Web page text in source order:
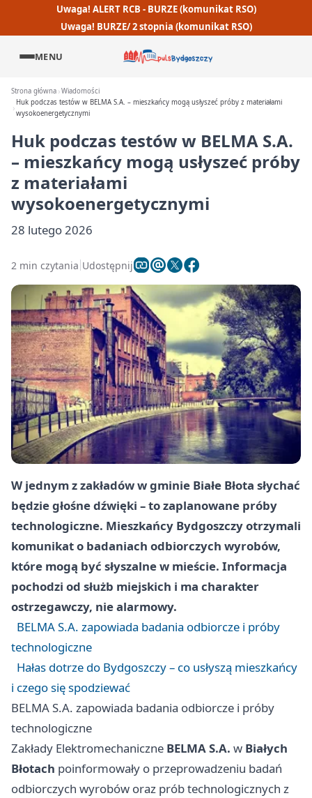
Uwaga! ALERT RCB - BURZE (komunikat RSO)
Uwaga! BURZE/ 2 stopnia (komunikat RSO)
MENU
Strona główna Wiadomości
Huk podczas testów w BELMA S.A. – mieszkańcy mogą usłyszeć próby z materiałami
wysokoenergetycznymi
Huk podczas testów w BELMA S.A.
– mieszkańcy mogą usłyszeć próby
z materiałami
wysokoenergetycznymi
28 lutego 2026
2 min czytania Udostępnij
W jednym z zakładów w gminie Białe Błota słychać
będzie głośne dźwięki – to zaplanowane próby
technologiczne. Mieszkańcy Bydgoszczy otrzymali
komunikat o badaniach odbiorczych wyrobów,
które mogą być słyszalne w mieście. Informacja
pochodzi od służb miejskich i ma charakter
ostrzegawczy, nie alarmowy.
BELMA S.A. zapowiada badania odbiorcze i próby
technologiczne
Hałas dotrze do Bydgoszczy – co usłyszą mieszkańcy
i czego się spodziewać
BELMA S.A. zapowiada badania odbiorcze i próby
technologiczne
Zakłady Elektromechaniczne BELMA S.A. w Białych
Błotach poinformowały o przeprowadzeniu badań
odbiorczych wyrobów oraz prób technologicznych z